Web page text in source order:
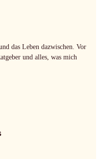
das Leben dazwischen. Vor
und alles, was mich